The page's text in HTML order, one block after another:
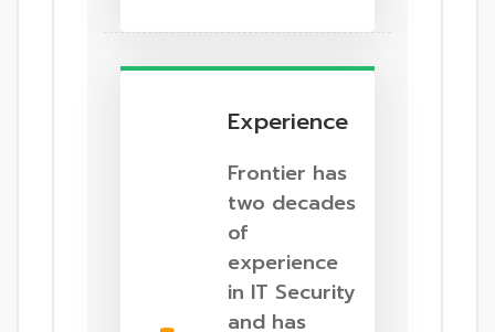
Experience
Frontier has
two decades
of
experience
in IT Security
and has